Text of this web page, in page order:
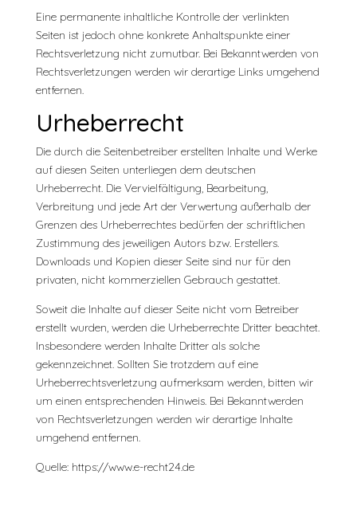
Eine permanente inhaltliche Kontrolle der verlinkten
Seiten ist jedoch ohne konkrete Anhaltspunkte einer
Rechtsverletzung nicht zumutbar. Bei Bekanntwerden von
Rechtsverletzungen werden wir derartige Links umgehend
entfernen.
Urheberrecht
Die durch die Seitenbetreiber erstellten Inhalte und Werke
auf diesen Seiten unterliegen dem deutschen
Urheberrecht. Die Vervielfältigung, Bearbeitung,
Verbreitung und jede Art der Verwertung außerhalb der
Grenzen des Urheberrechtes bedürfen der schriftlichen
Zustimmung des jeweiligen Autors bzw. Erstellers.
Downloads und Kopien dieser Seite sind nur für den
privaten, nicht kommerziellen Gebrauch gestattet.
Soweit die Inhalte auf dieser Seite nicht vom Betreiber
erstellt wurden, werden die Urheberrechte Dritter beachtet.
Insbesondere werden Inhalte Dritter als solche
gekennzeichnet. Sollten Sie trotzdem auf eine
Urheberrechtsverletzung aufmerksam werden, bitten wir
um einen entsprechenden Hinweis. Bei Bekanntwerden
von Rechtsverletzungen werden wir derartige Inhalte
umgehend entfernen.
Quelle: https://www.e-recht24.de